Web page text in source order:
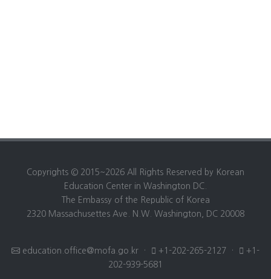
Copyrights © 2015~2026 All Rights Reserved by Korean
Education Center in Washington DC.
The Embassy of the Republic of Korea
2320 Massachusettes Ave. N.W. Washington, DC 20008
education.office@mofa.go.kr · +1-202-265-2127 ·
+1-
202-939-5681